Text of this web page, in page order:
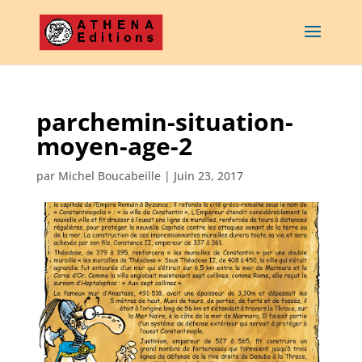
parchemin-situation-
moyen-age-2
par Michel Boucabeille| Juin 23, 2017